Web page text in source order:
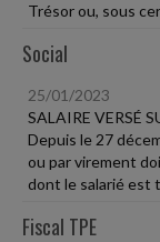
Trésor ou, sous
Social
25/01/2023
SALAIRE VERSÉ
Depuis le 27
ou par virement
dont le salarié est
Fiscal TPE